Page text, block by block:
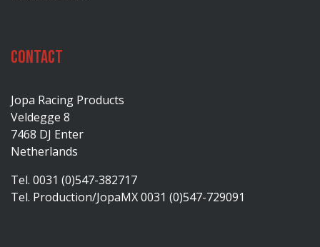
Contact
Jopa Racing Products
Veldegge 8
7468 DJ Enter
Netherlands
Tel. 0031 (0)547-382717
Tel. Production/JopaMX 0031 (0)547-729091